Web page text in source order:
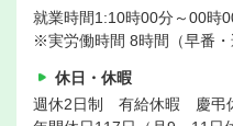
就業時間1:10時00分～00時
※実労働時間 8時間（早番・
休日・休暇
週休2日制 有給休暇 慶弔